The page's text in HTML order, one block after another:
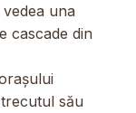
una
cascade din
său